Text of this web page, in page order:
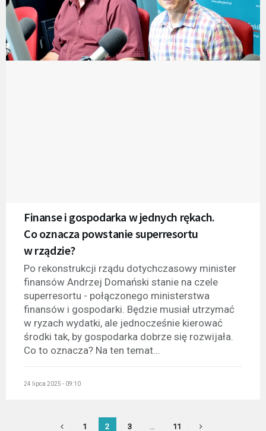
Finanse i gospodarka w jednych rękach.
Co oznacza powstanie superresortu
w rządzie?
Po rekonstrukcji rządu dotychczasowy minister
finansów Andrzej Domański stanie na czele
superresortu - połączonego ministerstwa
finansów i gospodarki. Będzie musiał utrzymać
w ryzach wydatki, ale jednocześnie kierować
środki tak, by gospodarka dobrze się rozwijała.
Co to oznacza? Na ten temat...
24 lipca 2025 - 09:10
1 2 3 … 11